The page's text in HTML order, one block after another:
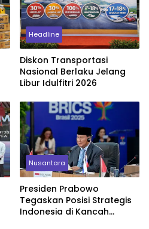
Headline
Diskon Transportasi
Nasional Berlaku Jelang
Libur Idulfitri 2026
Nusantara
Presiden Prabowo
Tegaskan Posisi Strategis
Indonesia di Kancah